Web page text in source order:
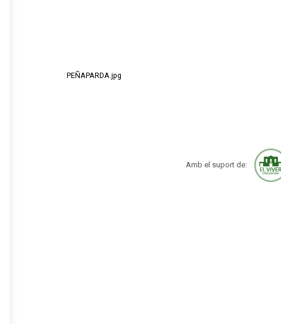
PEÑAPARDA.jpg
Amb el suport de: